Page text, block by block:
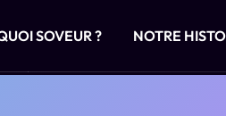
SOVEUR ? NOTRE